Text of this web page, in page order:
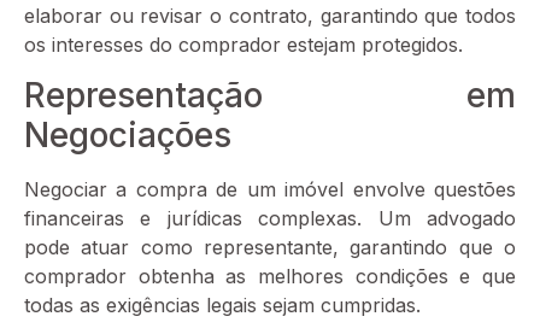
elaborar ou revisar o contrato, garantindo que todos
os interesses do comprador estejam protegidos.
Representação em
Negociações
Negociar a compra de um imóvel envolve questões
financeiras e jurídicas complexas. Um advogado
pode atuar como representante, garantindo que o
comprador obtenha as melhores condições e que
todas as exigências legais sejam cumpridas.